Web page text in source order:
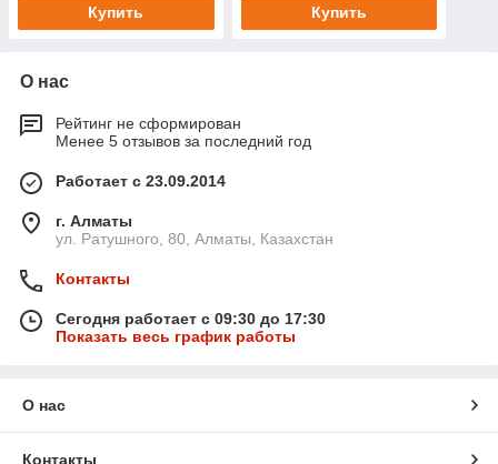
Купить Купить
О нас
Рейтинг не сформирован
Менее 5 отзывов за последний год
Работает с 23.09.2014
г. Алматы
ул. Ратушного, 80, Алматы, Казахстан
Контакты
Сегодня работает с 09:30 до 17:30
Показать весь график работы
О нас
Контакты